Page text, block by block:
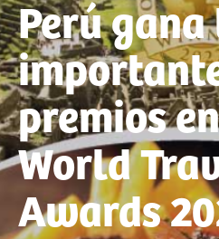
Perú gana
premios
World
Awards